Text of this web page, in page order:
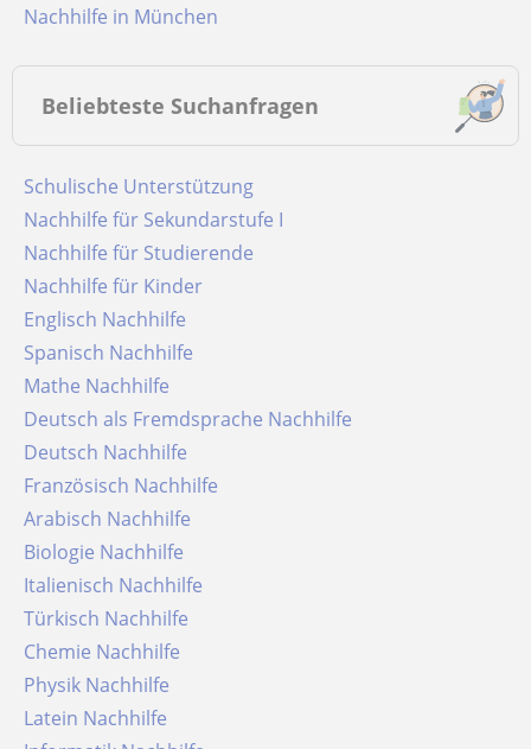
Nachhilfe in München
Beliebteste Suchanfragen
Schulische Unterstützung
Nachhilfe für Sekundarstufe I
Nachhilfe für Studierende
Nachhilfe für Kinder
Englisch Nachhilfe
Spanisch Nachhilfe
Mathe Nachhilfe
Deutsch als Fremdsprache Nachhilfe
Deutsch Nachhilfe
Französisch Nachhilfe
Arabisch Nachhilfe
Biologie Nachhilfe
Italienisch Nachhilfe
Türkisch Nachhilfe
Chemie Nachhilfe
Physik Nachhilfe
Latein Nachhilfe